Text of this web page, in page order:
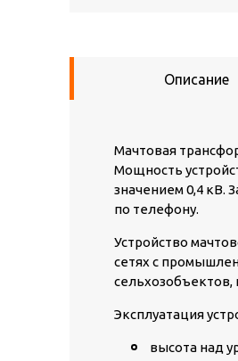
Описание
Мачтовая
Мощность
значением 0,4 кВ.
по телефону.
Устройство
сетях с
Эксплуатация
высота над